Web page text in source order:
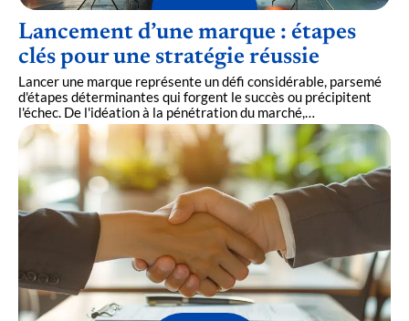
Lancement d’une marque : étapes
clés pour une stratégie réussie
Lancer une marque représente un défi considérable, parsemé
d'étapes déterminantes qui forgent le succès ou précipitent
l'échec. De l'idéation à la pénétration du marché,…